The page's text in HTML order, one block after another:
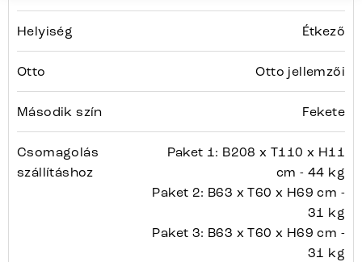
Helyiség Étkező
Otto Otto jellemzői
Második szín Fekete
Csomagolás
szállításhoz
Paket 1: B208 x T110 x H11
cm - 44 kg
Paket 2: B63 x T60 x H69 cm -
31 kg
Paket 3: B63 x T60 x H69 cm -
31 kg